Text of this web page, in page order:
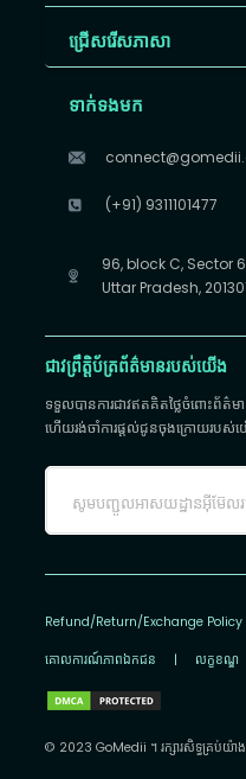
ជ្រើសរើស​ភាសា
ទាក់ទងមក
(+91) 9311101477
96, block C, Sector
Uttar Pradesh,
ជាវព្រឹត្តិប័ត្រព័ត៌មានរបស់យើង
ទទួលបានការជាវឥតគិតថ្លៃចំពោះ
ហើយរង់ចាំការផ្តល់ជូនចុងក្រោយរបស់
Refund/Return/Exchange Policy
គោលការណ៍​ភាព​ឯកជន | លក្ខខណ្ឌ
© 2023 GoMedii ។ រក្សា​រ​សិទ្ធ​គ្រប់យ៉ាង